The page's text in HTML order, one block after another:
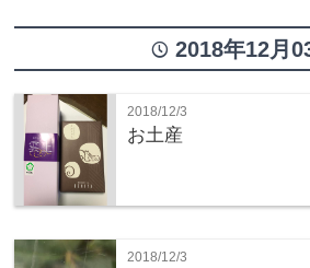
time2018年12月
2018/12/3
お土産
2018/12/3